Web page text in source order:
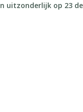
uitzonderlijk op 23